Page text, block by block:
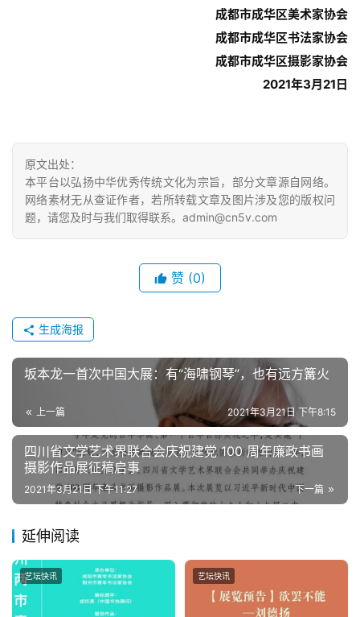
成都市成华区美术家协会
成都市成华区书法家协会
成都市成华区摄影家协会
2021年3月21日
原文出处：
本平台以弘扬中华优秀传统文化为宗旨，部分文章源自网络。
网络素材无从查证作者，若所转载文章及图片涉及您的版权问
题，请您及时与我们取得联系。admin@cn5v.com
赞 (0)
生成海报
坂本龙一首次中国大展：有“海啸钢琴”，也有远方篝火
上一篇 2021年3月21日 下午8:15
四川省文学艺术界联合会庆祝建党 100 周年廉政书画
摄影作品展征稿启事
下一篇
2021年3月21日 下午11:27
延伸阅读
艺坛快讯 艺坛快讯